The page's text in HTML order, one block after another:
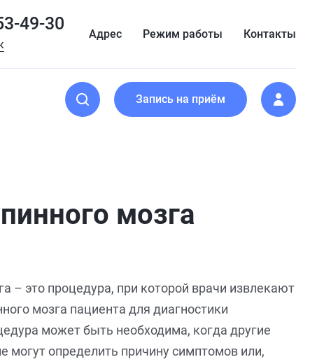
49-30 Адрес Режим работы Контакты
Запись на приём
мозга
– это процедура, при которой врачи извлекают
мозга пациента для диагностики
может быть необходима, когда другие
могут определить причину симптомов или,